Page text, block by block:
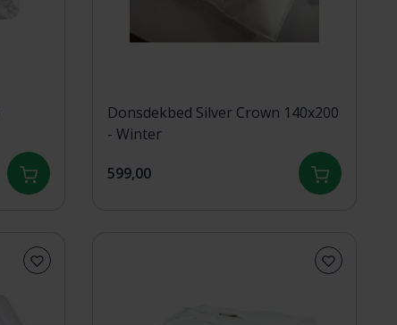
Donsdekbed Silver Crown 140x200
- Winter
599,00